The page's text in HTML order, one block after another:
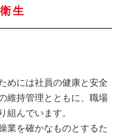
生
めには社員の健康と安全
維持管理とともに、職場
組んでいます。
業を確かなものとするた